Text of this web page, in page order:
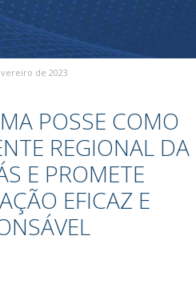
de 2023
POSSE COMO
REGIONAL DA
E PROMETE
EFICAZ E